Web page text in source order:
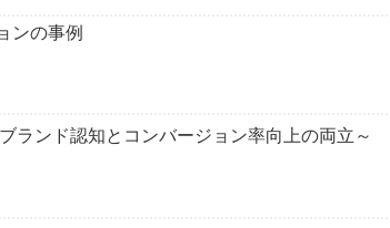
ンの事例
ランド認知とコンバージョン率向上の両立～